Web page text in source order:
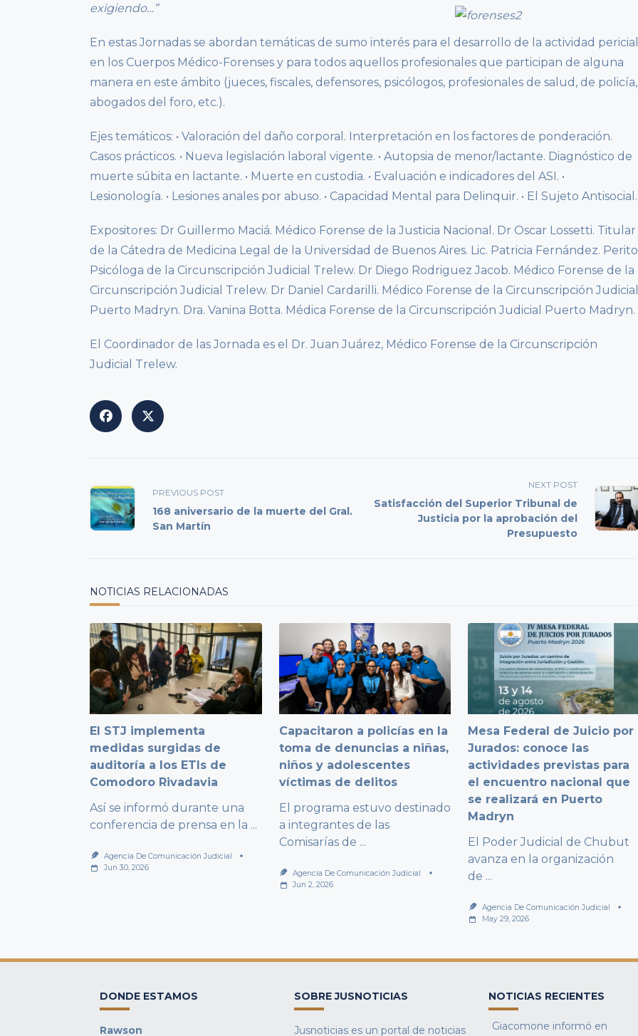
exigiendo…”
En estas Jornadas se abordan temáticas de sumo interés para el desarrollo de la actividad pericial
en los Cuerpos Médico-Forenses y para todos aquellos profesionales que participan de alguna
manera en este ámbito (jueces, fiscales, defensores, psicólogos, profesionales de salud, de policía,
abogados del foro, etc.).
Ejes temáticos: • Valoración del daño corporal. Interpretación en los factores de ponderación.
Casos prácticos. • Nueva legislación laboral vigente. • Autopsia de menor/lactante. Diagnóstico de
muerte súbita en lactante. • Muerte en custodia. • Evaluación e indicadores del ASI. •
Lesionología. • Lesiones anales por abuso. • Capacidad Mental para Delinquir. • El Sujeto Antisocial.
Expositores: Dr Guillermo Maciá. Médico Forense de la Justicia Nacional. Dr Oscar Lossetti. Titular
de la Cátedra de Medicina Legal de la Universidad de Buenos Aires. Lic. Patricia Fernández. Perito
Psicóloga de la Circunscripción Judicial Trelew. Dr Diego Rodriguez Jacob. Médico Forense de la
Circunscripción Judicial Trelew. Dr Daniel Cardarilli. Médico Forense de la Circunscripción Judicial
Puerto Madryn. Dra. Vanina Botta. Médica Forense de la Circunscripción Judicial Puerto Madryn.
El Coordinador de las Jornada es el Dr. Juan Juárez, Médico Forense de la Circunscripción
Judicial Trelew.
<span
class="nav-
subtitle
screen-
PREVIOUS POST
168 aniversario de la muerte del Gral.
San Martín
NEXT POST
Satisfacción del Superior Tribunal de
Justicia por la aprobación del
Presupuesto
NOTICIAS RELACIONADAS
El STJ implementa
medidas surgidas de
auditoría a los ETIs de
Comodoro Rivadavia
Así se informó durante una
conferencia de prensa en la ...
Agencia De Comunicación Judicial
Jun 30, 2026
Capacitaron a policías en la
toma de denuncias a niñas,
niños y adolescentes
víctimas de delitos
El programa estuvo destinado
a integrantes de las
Comisarías de ...
Agencia De Comunicación Judicial
Jun 2, 2026
Mesa Federal de Juicio por
Jurados: conoce las
actividades previstas para
el encuentro nacional que
se realizará en Puerto
Madryn
El Poder Judicial de Chubut
avanza en la organización
de ...
Agencia De Comunicación Judicial
May 29, 2026
DONDE ESTAMOS
Rawson
SOBRE JUSNOTICIAS
Jusnoticias es un portal de noticias
NOTICIAS RECIENTES
Giacomone informó en